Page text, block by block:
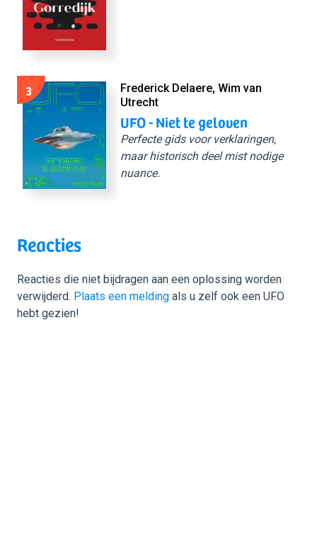
3
Frederick Delaere, Wim van
Utrecht
UFO - Niet te geloven
Perfecte gids voor verklaringen,
maar historisch deel mist nodige
nuance.
Reacties
Reacties die niet bijdragen aan een oplossing worden
verwijderd. Plaats een melding als u zelf ook een UFO
hebt gezien!